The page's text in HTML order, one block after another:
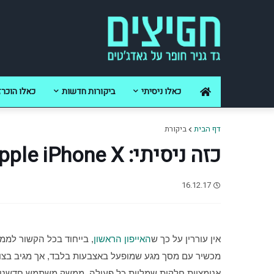
כאלו ניסיתי ביקורות חדשות כאלו
דף הבית ביקורת
כזה ניסיתי: Apple iPhone X
16.12.17
אין עוררין על כך שהאייפון הראשון